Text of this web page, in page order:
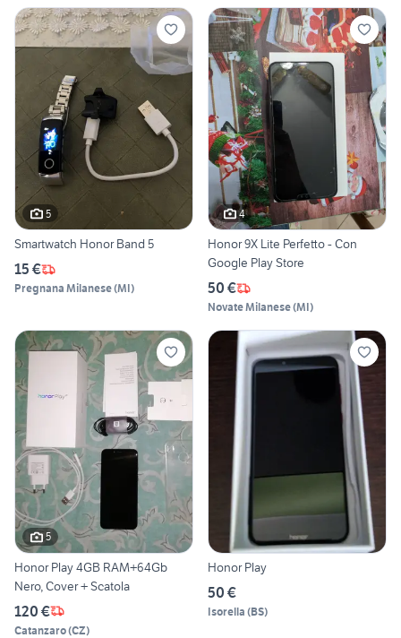
5
Smartwatch Honor Band 5
15 €
Pregnana Milanese(MI)
4
Honor 9X Lite Perfetto - Con
Google Play Store
50 €
Novate Milanese(MI)
5
Honor Play 4GB RAM+64Gb
Nero, Cover + Scatola
120 €
Catanzaro(CZ)
Honor Play
50 €
Isorella (BS)